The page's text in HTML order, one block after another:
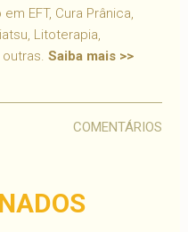
EFT, Cura Prânica,
Litoterapia,
Saiba mais >>
COMENTÁRIOS